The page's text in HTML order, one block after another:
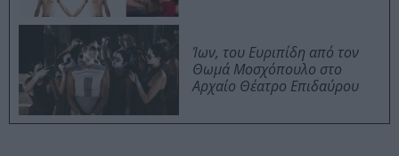
Ίων, του Ευριπίδη από τον
Θωμά Μοσχόπουλο στο
Αρχαίο Θέατρο Επιδαύρου